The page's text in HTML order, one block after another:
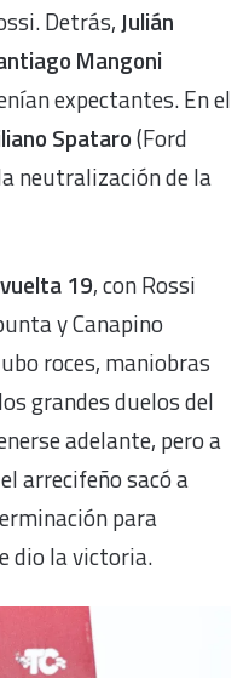
Detrás, Julián
Mangoni
expectantes. En el
Spataro(Ford
neutralización de la
vuelta 19, con Rossi
y Canapino
roces, maniobras
grandes duelos del
adelante, pero a
arrecifeño sacó a
para
dio la victoria.